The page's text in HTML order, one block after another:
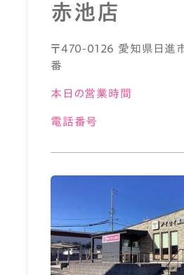
赤池店
〒470-0126 愛知県日進
番
本日の営業時間
電話番号